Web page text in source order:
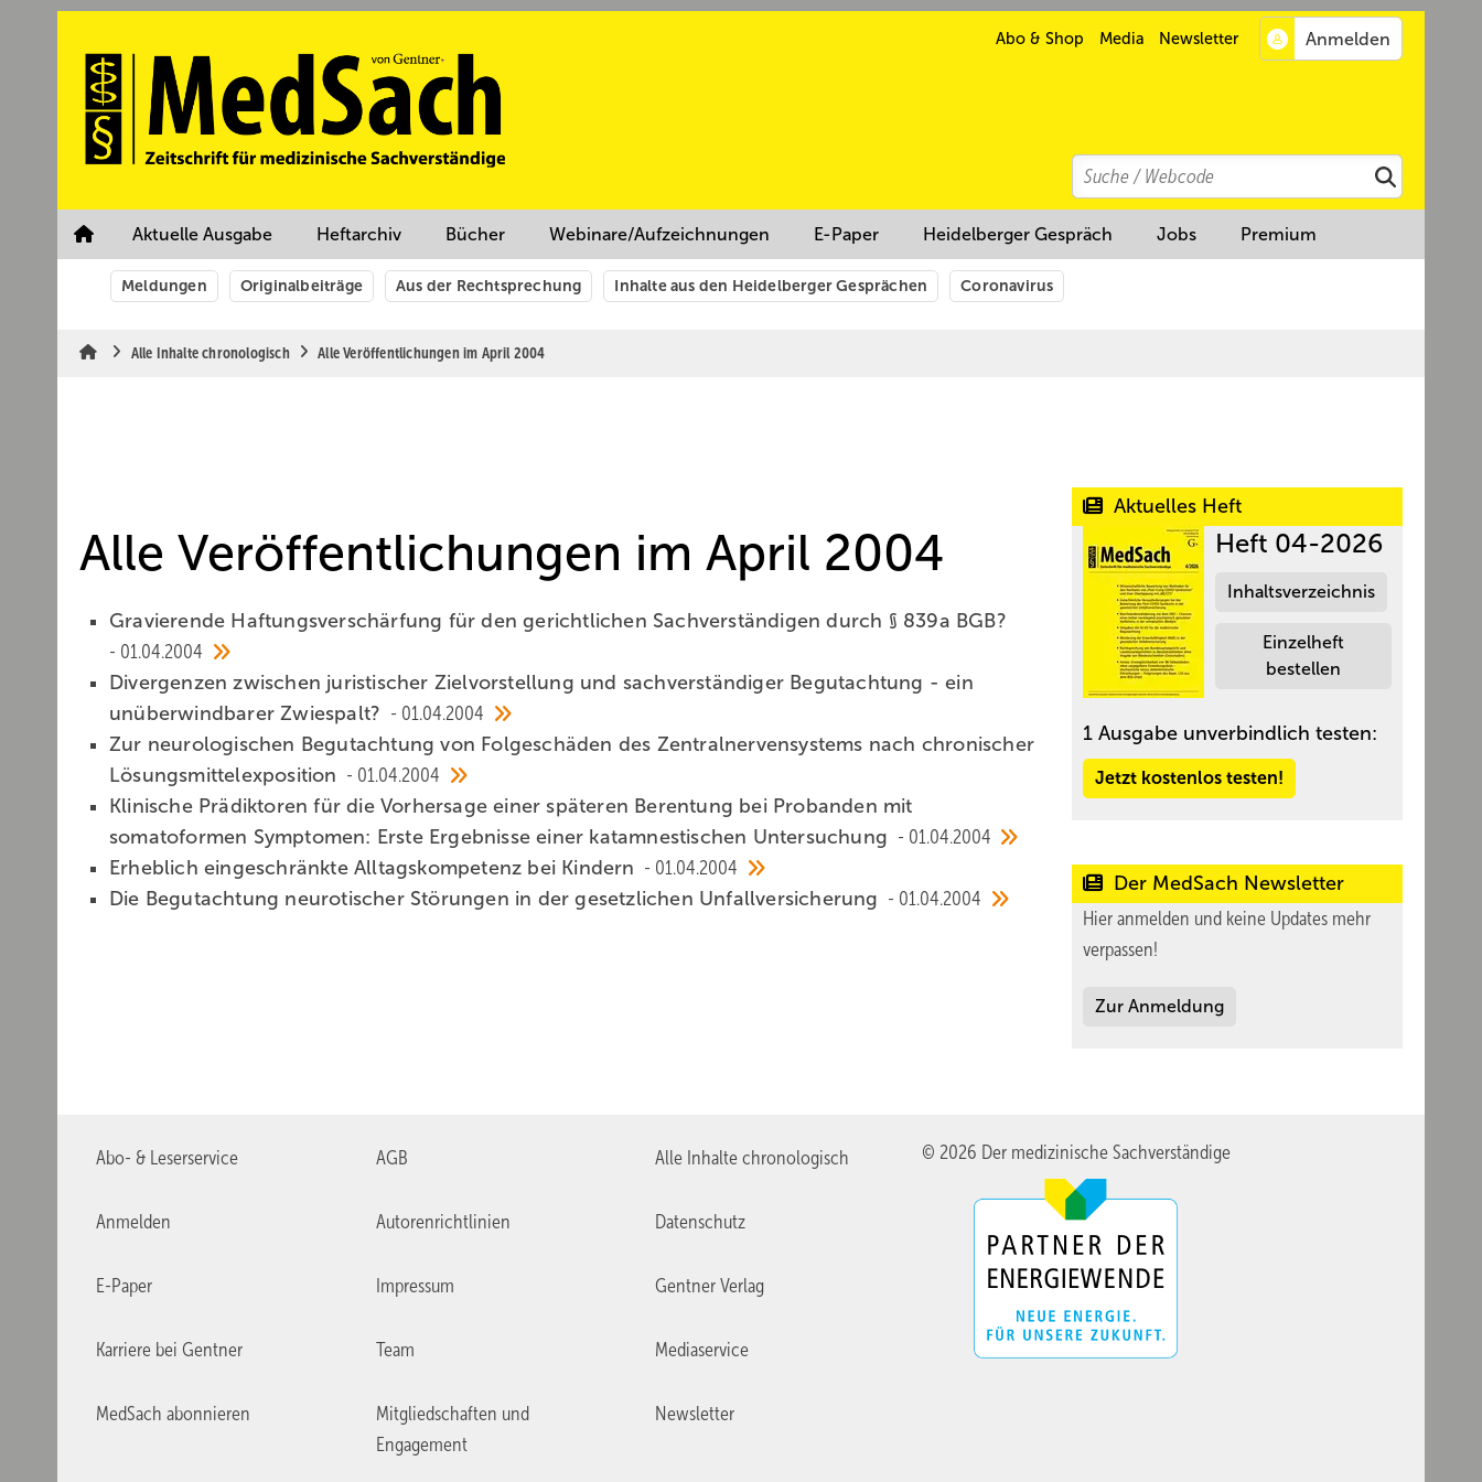
Abo & Shop Media Newsletter
Search
Suchen
Aktuelle Ausgabe Heftarchiv Bücher Webinare/Aufzeichnungen E-Paper Heidelberger Gespräch Jobs Premium
Meldungen Originalbeiträge Aus der Rechtsprechung Inhalte aus den Heidelberger Gesprächen Coronavirus
Alle Inhalte chronologisch Alle Veröffentlichungen im April 2004
Alle Veröffentlichungen im April 2004
Gravierende Haftungsverschärfung für den gerichtlichen Sachverständigen durch § 839a BGB?
01.04.2004
Divergenzen zwischen juristischer Zielvorstellung und sachverständiger Begutachtung - ein
unüberwindbarer Zwiespalt?
01.04.2004
Zur neurologischen Begutachtung von Folgeschäden des Zentralnervensystems nach chronischer
Lösungsmittelexposition
01.04.2004
Klinische Prädiktoren für die Vorhersage einer späteren Berentung bei Probanden mit
somatoformen Symptomen: Erste Ergebnisse einer katamnestischen Untersuchung
01.04.2004
Erheblich eingeschränkte Alltagskompetenz bei Kindern
01.04.2004
Die Begutachtung neurotischer Störungen in der gesetzlichen Unfallversicherung
01.04.2004
Aktuelles Heft
Heft 04-2026
Inhaltsverzeichnis
Einzelheft
bestellen
1 Ausgabe unverbindlich testen:
Jetzt kostenlos testen!
Der MedSach Newsletter
Hier anmelden und keine Updates mehr
verpassen!
Zur Anmeldung
Abo- & Leserservice AGB Alle Inhalte chronologisch
Anmelden Autorenrichtlinien Datenschutz
E-Paper Impressum Gentner Verlag
Karriere bei Gentner Team Mediaservice
MedSach abonnieren
Mitgliedschaften und
Engagement
Newsletter
© 2026 Der medizinische Sachverständige